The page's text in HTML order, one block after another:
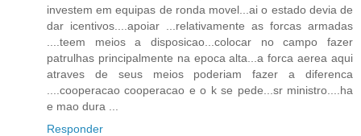
investem em equipas de ronda movel...ai o estado devia de
dar icentivos....apoiar ...relativamente as forcas armadas
....teem meios a disposicao...colocar no campo fazer
patrulhas principalmente na epoca alta...a forca aerea aqui
atraves de seus meios poderiam fazer a diferenca
....cooperacao cooperacao e o k se pede...sr ministro....ha
e mao dura ...
Responder